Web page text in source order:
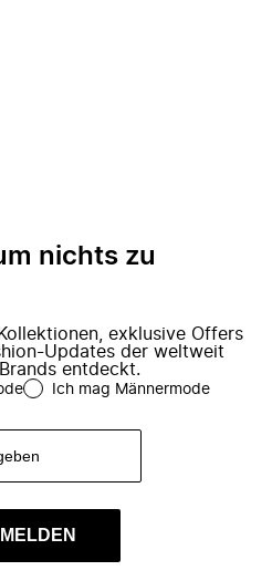
nichts zu
exklusive Offers
Updates der weltweit
entdeckt.
Ich mag Männermode